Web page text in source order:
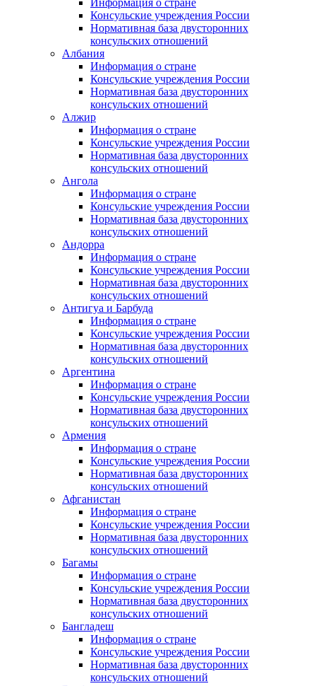
Информация о стране
Консульские учреждения России
Нормативная база двусторонних
консульских отношений
Албания
Информация о стране
Консульские учреждения России
Нормативная база двусторонних
консульских отношений
Алжир
Информация о стране
Консульские учреждения России
Нормативная база двусторонних
консульских отношений
Ангола
Информация о стране
Консульские учреждения России
Нормативная база двусторонних
консульских отношений
Андорра
Информация о стране
Консульские учреждения России
Нормативная база двусторонних
консульских отношений
Антигуа и Барбуда
Информация о стране
Консульские учреждения России
Нормативная база двусторонних
консульских отношений
Аргентина
Информация о стране
Консульские учреждения России
Нормативная база двусторонних
консульских отношений
Армения
Информация о стране
Консульские учреждения России
Нормативная база двусторонних
консульских отношений
Афганистан
Информация о стране
Консульские учреждения России
Нормативная база двусторонних
консульских отношений
Багамы
Информация о стране
Консульские учреждения России
Нормативная база двусторонних
консульских отношений
Бангладеш
Информация о стране
Консульские учреждения России
Нормативная база двусторонних
консульских отношений